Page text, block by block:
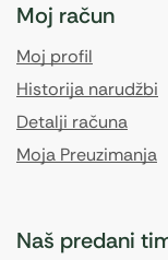
Moj račun
Moj profil
Historija narudžbi
Detalji računa
Moja Preuzimanja
Naš predani